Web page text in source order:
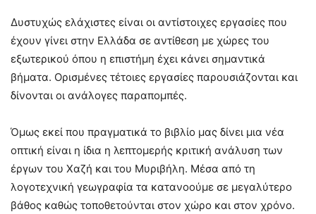
Δυστυχώς ελάχιστες είναι οι αντίστοιχες εργασίες που
έχουν γίνει στην Ελλάδα σε αντίθεση με χώρες του
εξωτερικού όπου η επιστήμη έχει κάνει σημαντικά
βήματα. Ορισμένες τέτοιες εργασίες παρουσιάζονται και
δίνονται οι ανάλογες παραπομπές.
Όμως εκεί που πραγματικά το βιβλίο μας δίνει μια νέα
οπτική είναι η ίδια η λεπτομερής κριτική ανάλυση των
έργων του Χαζή και του Μυριβήλη. Μέσα από τη
λογοτεχνική γεωγραφία τα κατανοούμε σε μεγαλύτερο
βάθος καθώς τοποθετούνται στον χώρο και στον χρόνο.